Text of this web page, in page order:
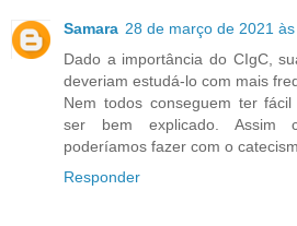
Samara 28 de março de 2021
Dado a importância do CIgC,
deveriam estudá-lo com mais
Nem todos conseguem ter
ser bem explicado. Assim
poderíamos fazer com o
Responder